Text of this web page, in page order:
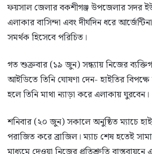
ফয়সাল জেলার বকশীগঞ্জ উপজেলার সদর
এলাকার বাসিন্দা এবং দীর্ঘদিন ধরে
সমর্থক হিসেবে পরিচিত।
গত শুক্রবার (১৯ জুন) সন্ধ্যায় নিজের
আইডিতে তিনি ঘোষণা দেন- হাইতির বিপক্ষে
হলে তিনি মাথা ন্যাড়া করে এলাকায় ঘুরবেন।
শনিবার (২০ জুন) সকালে অনুষ্ঠিত ম্যাচে
পরাজিত করে ব্রাজিল। ম্যাচ শেষ হতেই